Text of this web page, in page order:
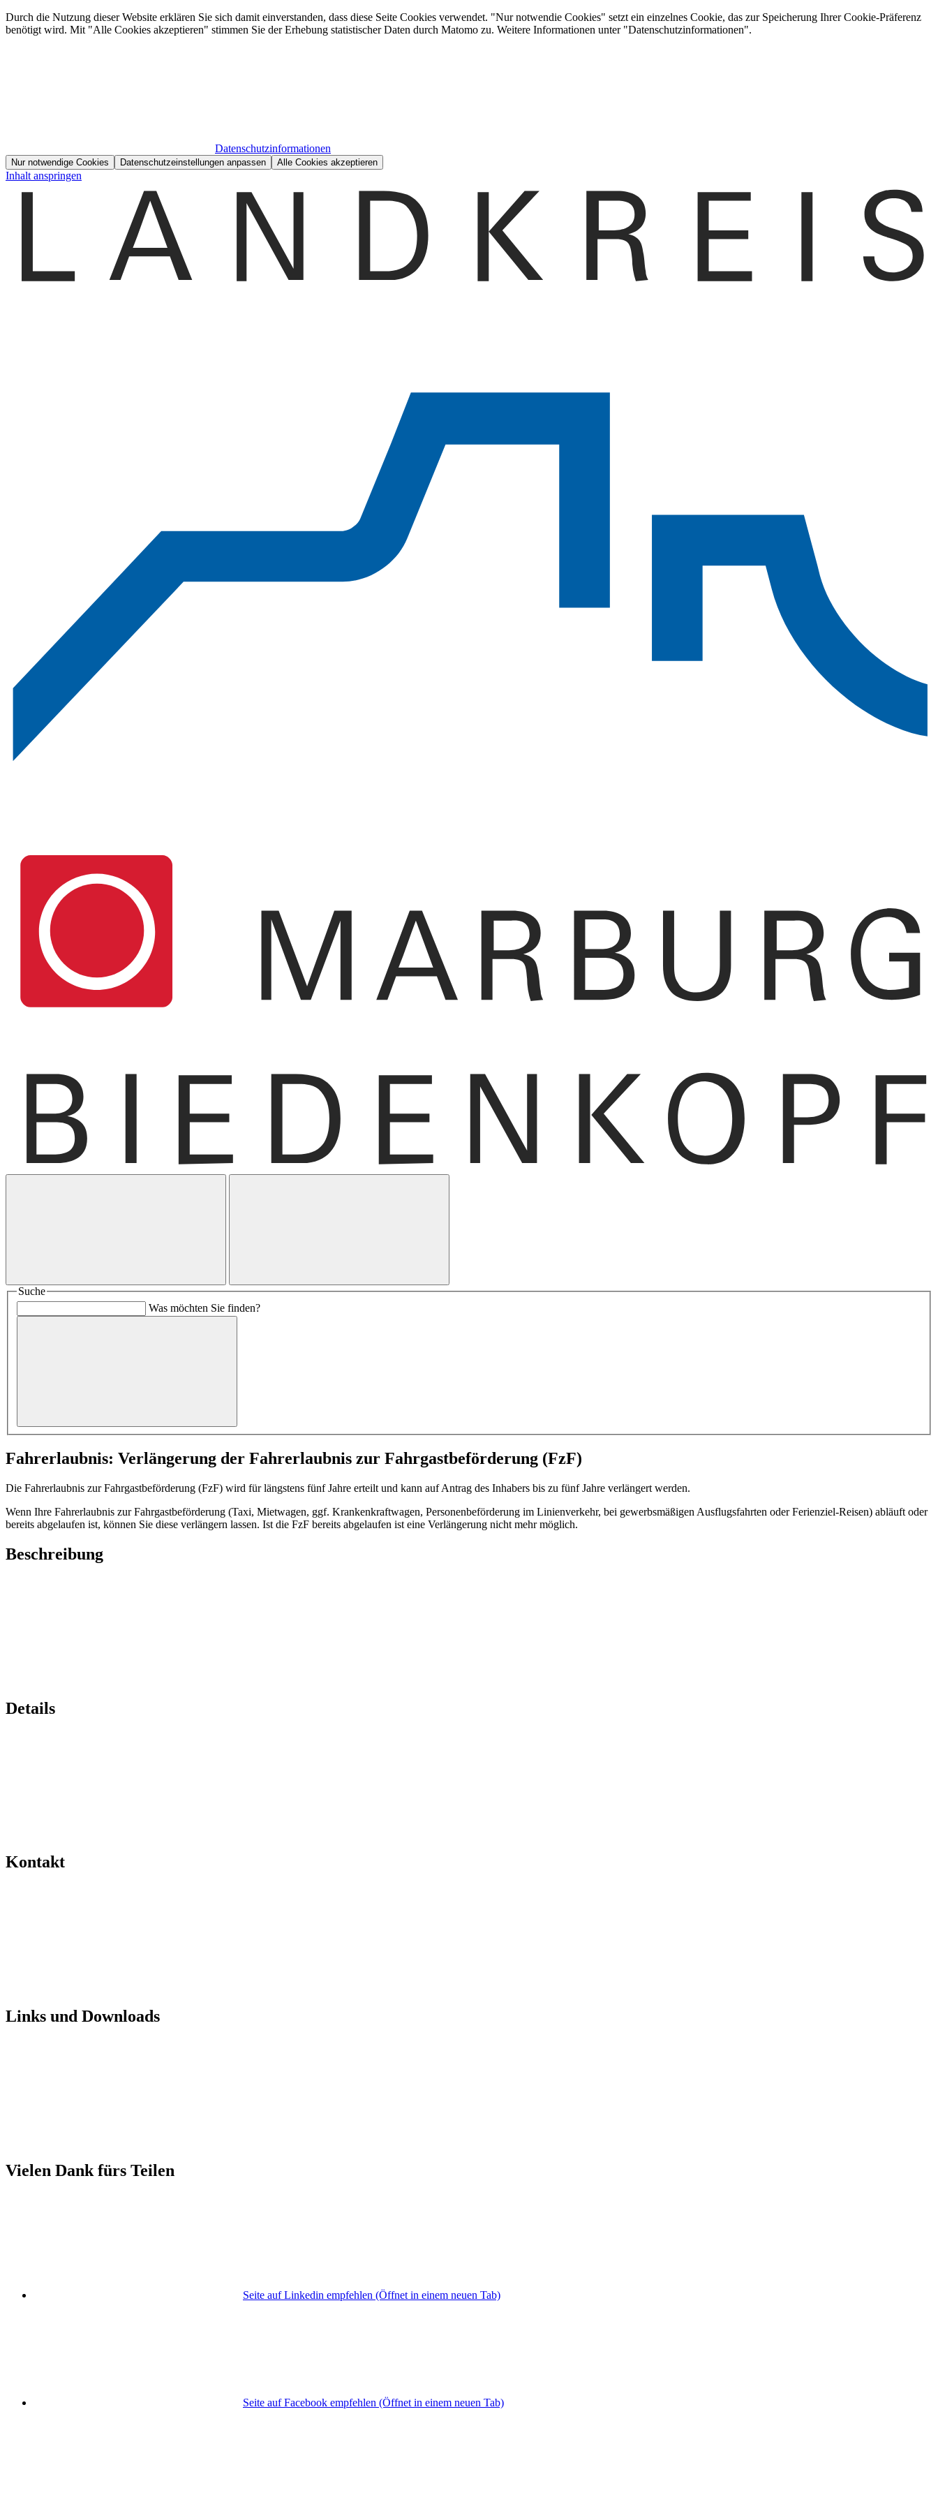
Durch die Nutzung dieser Website erklären Sie sich damit einverstanden, dass diese Seite Cookies verwendet. "Nur notwendie Cookies" setzt ein einzelnes Cookie, das zur Speicherung Ihrer Cookie-Präferenz
benötigt wird. Mit "Alle Cookies akzeptieren" stimmen Sie der Erhebung statistischer Daten durch Matomo zu. Weitere Informationen unter "Datenschutzinformationen".
Datenschutzinformationen
Nur notwendige Cookies Datenschutzeinstellungen anpassen Alle Cookies akzeptieren
Inhalt anspringen
Suche
Was möchten Sie finden?
Fahrerlaubnis: Verlängerung der Fahrerlaubnis zur Fahrgastbeförderung (FzF)
Die Fahrerlaubnis zur Fahrgastbeförderung (FzF) wird für längstens fünf Jahre erteilt und kann auf Antrag des Inhabers bis zu fünf Jahre verlängert werden.
Wenn Ihre Fahrerlaubnis zur Fahrgastbeförderung (Taxi, Mietwagen, ggf. Krankenkraftwagen, Personenbeförderung im Linienverkehr, bei gewerbsmäßigen Ausflugsfahrten oder Ferienziel-Reisen) abläuft oder
bereits abgelaufen ist, können Sie diese verlängern lassen. Ist die FzF bereits abgelaufen ist eine Verlängerung nicht mehr möglich.
Beschreibung
Details
Kontakt
Links und Downloads
Vielen Dank fürs Teilen
Seite auf Linkedin empfehlen (Öffnet in einem neuen Tab)
Seite auf Facebook empfehlen (Öffnet in einem neuen Tab)